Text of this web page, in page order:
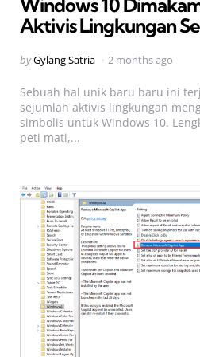
Aktivis Lingkungan
Posted
byGylang Satria 2 months ago
Sebuah hal unik baru baru ini
sejumlah aktivis lingkungan
simbolis untuk Windows 10.
peti mati,...